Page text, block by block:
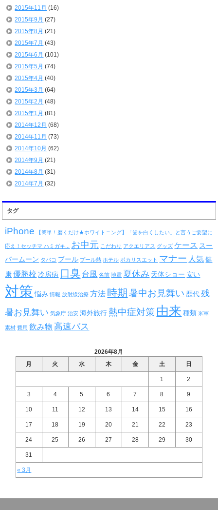
2015年11月 (16)
2015年9月 (27)
2015年8月 (21)
2015年7月 (43)
2015年6月 (101)
2015年5月 (74)
2015年4月 (40)
2015年3月 (64)
2015年2月 (48)
2015年1月 (81)
2014年12月 (68)
2014年11月 (73)
2014年10月 (62)
2014年9月 (21)
2014年8月 (31)
2014年7月 (32)
タグ
iPhone 【簡単！磨くだけ★ホワイトニング】「歯を白くしたい」と言うご要望に
応え！セッチマ ハミガキ... お中元 こだわり アクエリアス グッズ ケース スー
パームーン タバコ プール プール熱 ホテル ポカリスエット マナー 人気 健
康 優勝校 冷房病 口臭 台風 名前 地震 夏休み 天体ショー 安い
対策 悩み 情報 放射線治療 方法 時期 暑中お見舞い 歴代 残
暑お見舞い 気象庁 治安 海外旅行 熱中症対策 由来 種類 米軍
素材 費用 飲み物 高速バス
2026年8月
月
火 水 木 金 土 日
« 3月
1 2
3 4 5 6 7 8 9
10 11 12 13 14 15 16
17 18 19 20 21 22 23
24 25 26 27 28 29 30
31